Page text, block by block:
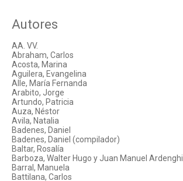
Autores
AA. VV.
Abraham, Carlos
Acosta, Marina
Aguilera, Evangelina
Alle, María Fernanda
Arabito, Jorge
Artundo, Patricia
Auza, Néstor
Avila, Natalia
Badenes, Daniel
Badenes, Daniel (compilador)
Baltar, Rosalía
Barboza, Walter Hugo y Juan Manuel Ardenghi
Barral, Manuela
Battilana, Carlos